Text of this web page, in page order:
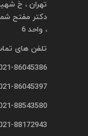
تهران ، خ
، واحد 6
تلفن های
86045386
86045397
88543580
88172943